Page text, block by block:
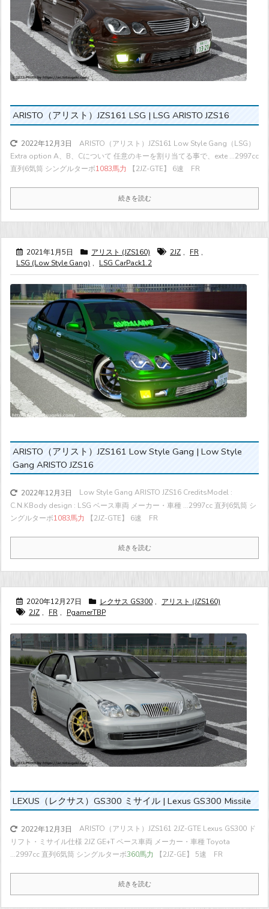
ARISTO（アリスト）JZS161 LSG | LSG ARISTO JZS16
2022年12月3日
ARISTO（アリスト）JZS161 Low Style Gang（LSG）
Extra option A、B、Cについて 任意のキーを割り当てる事で、exte ...2997cc
直列6気筒 シングルターボ1083馬力 【2JZ-GTE】 6速 FR
続きを読む
2021年1月5日 アリスト (JZS160) 2JZ , FR ,
LSG (Low Style Gang) , LSG CarPack1.2
ARISTO（アリスト）JZS161 Low Style Gang | Low Style
Gang ARISTO JZS16
2022年12月3日
Low Style Gang ARISTO JZS16 CreditsModel :
C.N.KBody design : LSG ベース車両 メーカー・車種 ...2997cc 直列6気筒 シ
ングルターボ1083馬力 【2JZ-GTE】 6速 FR
続きを読む
2020年12月27日 レクサス GS300 ,
アリスト (JZS160)
2JZ , FR , PgamerTBP
LEXUS（レクサス）GS300 ミサイル | Lexus GS300 Missile
2022年12月3日
ARISTO（アリスト）JZS161 2JZ-GTE Lexus GS300 ド
リフト・ミサイル仕様 2JZ GE+T ベース車両 メーカー・車種 Toyota
...2997cc 直列6気筒 シングルターボ360馬力 【2JZ-GE】 5速 FR
続きを読む